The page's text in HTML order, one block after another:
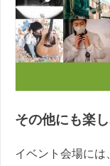
その他にも楽
イベント会場には